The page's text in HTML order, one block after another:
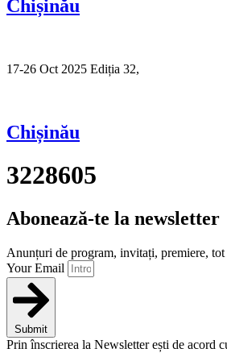
Chișinău
17-26 Oct 2025 Ediția 32,
Chișinău
3228605
Abonează-te la newsletter
Anunțuri de program, invitați, premiere,
Your Email
Submit
Prin înscrierea la Newsletter ești de acord